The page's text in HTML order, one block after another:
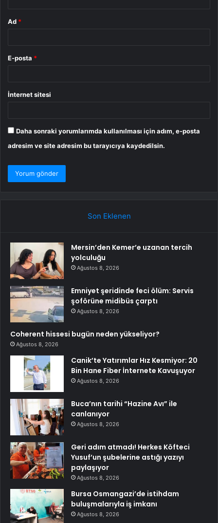
Ad *
E-posta *
İnternet sitesi
Daha sonraki yorumlarımda kullanılması için adım, e-posta
adresim ve site adresim bu tarayıcıya kaydedilsin.
Son Eklenen
Mersin’den Kemer’e uzanan tercih
yolculuğu
Ağustos 8, 2026
Emniyet şeridinde feci ölüm: Servis
şoförüne midibüs çarptı
Ağustos 8, 2026
Coherent hissesi bugün neden yükseliyor?
Ağustos 8, 2026
Canik’te Yatırımlar Hız Kesmiyor: 20
Bin Hane Fiber İnternete Kavuşuyor
Ağustos 8, 2026
Buca’nın tarihi “Hazine Avı” ile
canlanıyor
Ağustos 8, 2026
Geri adım atmadı! Herkes Köfteci
Yusuf’un şubelerine astığı yazıyı
paylaşıyor
Ağustos 8, 2026
Bursa Osmangazi’de istihdam
buluşmalarıyla iş imkanı
Ağustos 8, 2026